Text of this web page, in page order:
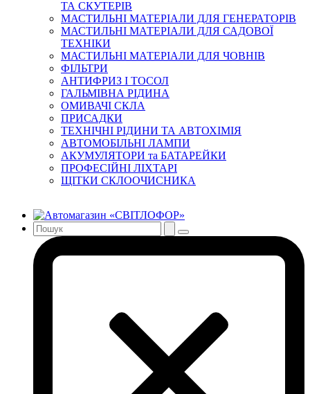
ТА СКУТЕРІВ
МАСТИЛЬНІ МАТЕРІАЛИ ДЛЯ ГЕНЕРАТОРІВ
МАСТИЛЬНІ МАТЕРІАЛИ ДЛЯ САДОВОЇ
ТЕХНІКИ
МАСТИЛЬНІ МАТЕРІАЛИ ДЛЯ ЧОВНІВ
ФІЛЬТРИ
АНТИФРИЗ І ТОСОЛ
ГАЛЬМІВНА РІДИНА
ОМИВАЧІ СКЛА
ПРИСАДКИ
ТЕХНІЧНІ РІДИНИ ТА АВТОХІМІЯ
АВТОМОБІЛЬНІ ЛАМПИ
АКУМУЛЯТОРИ та БАТАРЕЙКИ
ПРОФЕСІЙНІ ЛІХТАРІ
ЩІТКИ СКЛООЧИСНИКА